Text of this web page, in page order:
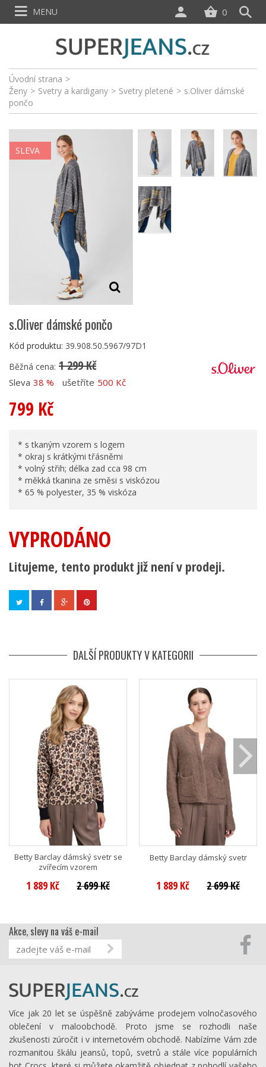
Úvodní strana >
Ženy > Svetry a kardigany > Svetry pletené > s.Oliver dámské
pončo
SLEVA
s.Oliver dámské pončo
Kód produktu: 39.908.50.5967/97D1
Běžná cena: 1 299 Kč
Sleva 38 % ušetříte 500 Kč
799 Kč
* s tkaným vzorem s logem
* okraj s krátkými třásněmi
* volný střih; délka zad cca 98 cm
* měkká tkanina ze směsi s viskózou
* 65 % polyester, 35 % viskóza
VYPRODÁNO
Litujeme, tento produkt již není v prodeji.
DALŠÍ PRODUKTY V KATEGORII
Betty Barclay dámský svetr se
zvířecím vzorem
1 889 Kč 2 699 Kč
Betty Barclay dámský svetr
1 889 Kč 2 699 Kč
0
MENU
Akce, slevy na váš e-mail
Více jak 20 let se úspěšně zabýváme prodejem volnočasového
oblečení v maloobchodě. Proto jsme se rozhodli naše
zkušenosti zúročit i v internetovém obchodě. Nabízíme Vám zde
rozmanitou škálu jeansů, topů, svetrů a stále více populárních